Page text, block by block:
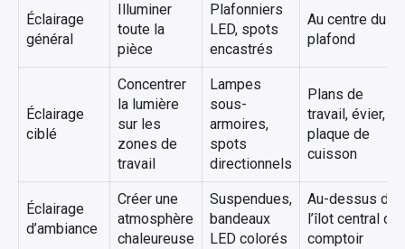
Éclairage
général
Illuminer
toute la
pièce
Plafonniers
LED, spots
encastrés
Au centre du
plafond
Éclairage
ciblé
Concentrer
la lumière
sur les
zones de
travail
Lampes
sous-
armoires,
spots
directionnels
Plans de
travail, évier,
plaque de
cuisson
Éclairage
d’ambiance
Créer une
atmosphère
chaleureuse
Suspendues,
bandeaux
LED colorés
Au-dessus de
l’îlot central ou
comptoir